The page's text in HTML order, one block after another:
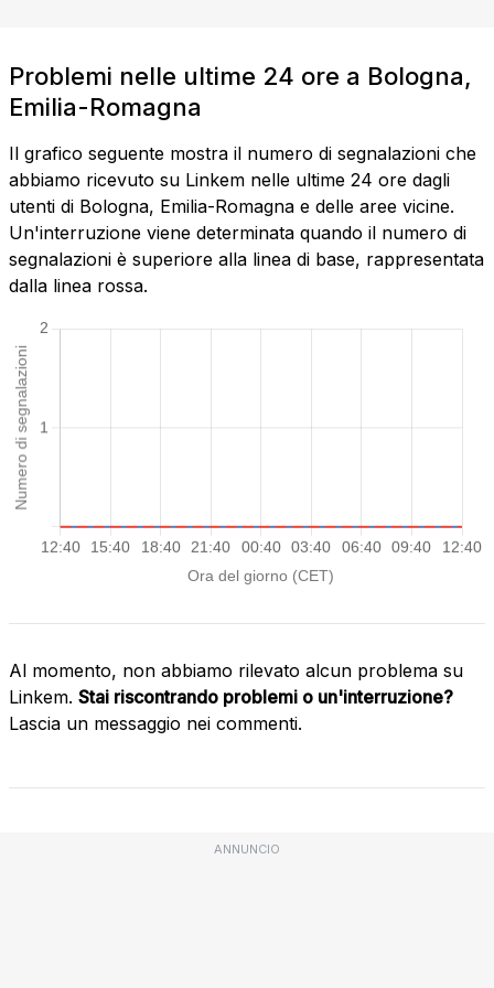
Problemi nelle ultime 24 ore a Bologna,
Emilia-Romagna
Il grafico seguente mostra il numero di segnalazioni che
abbiamo ricevuto su Linkem nelle ultime 24 ore dagli
utenti di Bologna, Emilia-Romagna e delle aree vicine.
Un'interruzione viene determinata quando il numero di
segnalazioni è superiore alla linea di base, rappresentata
dalla linea rossa.
Al momento, non abbiamo rilevato alcun problema su
Linkem. Stai riscontrando problemi o un'interruzione?
Lascia un messaggio nei commenti.
ANNUNCIO